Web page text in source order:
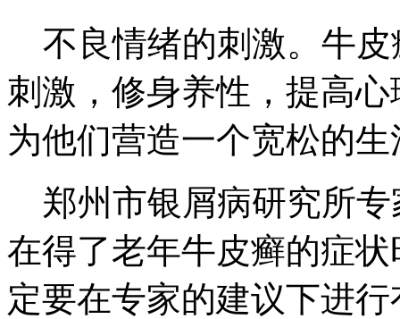
不良情绪的刺激。牛皮
刺激，修身养性，提高
为他们营造一个宽松的
郑州市银屑病研究所专
在得了老年牛皮癣的症
定要在专家的建议下进